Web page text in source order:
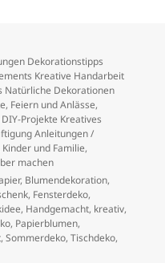
Dekorationstipps
Kreative Handarbeit
Natürliche Dekorationen
, Feiern und Anlässe,
Projekte Kreatives
Anleitungen /
Kinder und Familie,
machen
, Blumendekoration,
, Fensterdeko,
, Handgemacht, kreativ,
, Papierblumen,
,Sommerdeko,Tischdeko,